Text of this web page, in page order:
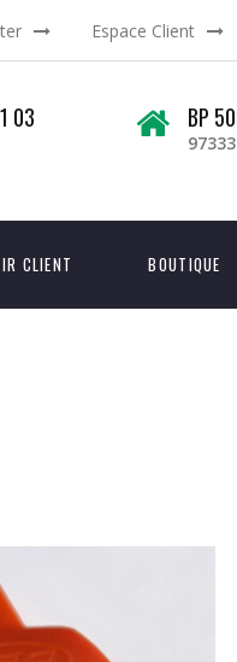
Espace Client
03 BP
CLIENT BOUTIQUE